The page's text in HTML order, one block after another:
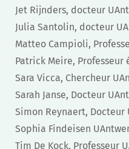
Jet Rijnders, docteur
Julia Santolin, docteur
Matteo Campioli,
Patrick Meire,
Sara Vicca, Chercheur
Sarah Janse, Docteur
Simon Reynaert, Docteur
Sophia Findeisen
Tim De Kock, Professeur